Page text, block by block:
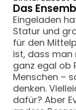
Das
Eingeladen
Statur und
für den
ist, dass man
ganz egal ob
Menschen –
denken.
dafür? Aber